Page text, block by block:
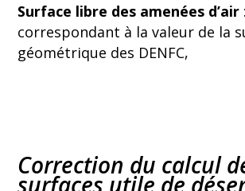
Surface libre des amenées d’air :
correspondant à la valeur de la
géométrique des DENFC,
Correction du calcul
surfaces utile de